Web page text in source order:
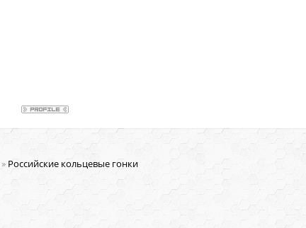
» Российские кольцевые гонки